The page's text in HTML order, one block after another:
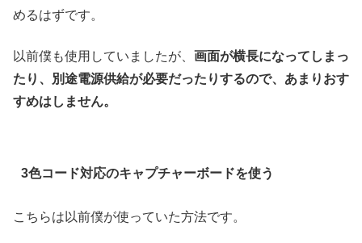
めるはずです。
以前僕も使用していましたが、 画面が横長になってしまっ
たり、別途電源供給が必要だったりするので、あまりおす
すめはしません。
3色コード対応のキャプチャーボードを使う
こちらは以前僕が使っていた方法です。